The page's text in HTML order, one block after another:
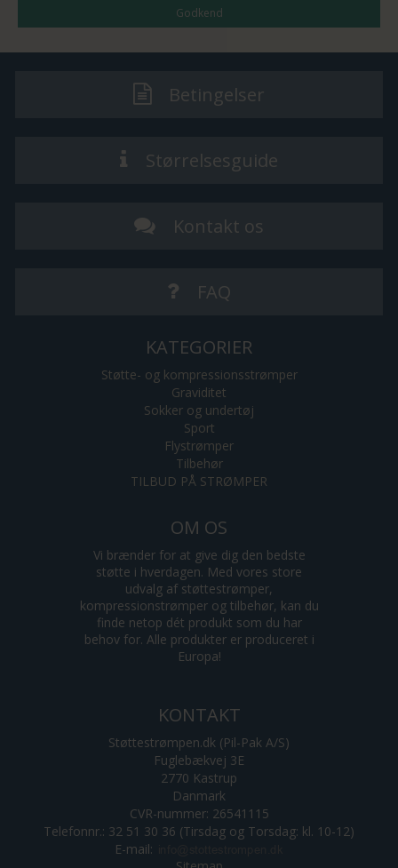
Godkend
Betingelser
Størrelsesguide
Kontakt os
FAQ
KATEGORIER
Støtte- og kompressionsstrømper
Graviditet
Sokker og undertøj
Sport
Flystrømper
Tilbehør
TILBUD PÅ STRØMPER
OM OS
Vi brænder for at give dig den bedste
støtte i hverdagen. Med vores store
udvalg af støttestrømper,
kompressionstrømper og tilbehør, kan du
finde netop dét produkt som du har
behov for. Alle produkter er produceret i
Europa!
KONTAKT
Støttestrømpen.dk (Pil-Pak A/S)
Fuglebækvej 3E
2770 Kastrup
Danmark
CVR-nummer: 26541115
Telefonnr.: 32 51 30 36 (Tirsdag og Torsdag: kl. 10-12)
E-mail: